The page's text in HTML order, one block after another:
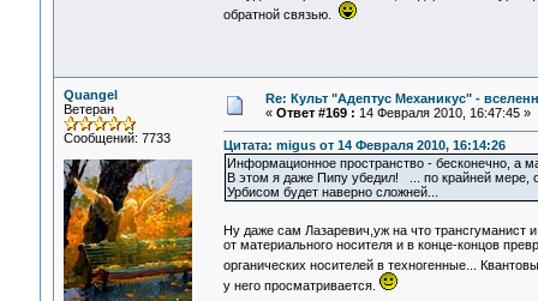
обратной связью.
Quangel
Ветеран
Сообщений: 7733
Re: Культ "Адептус Механикус" -
« Ответ #169 : 14 Февраля 2010, 16:47:45 »
Цитата: migus от 14 Февраля 2010, 16:14:26
Информационное пространство - бесконечно, а
В этом я даже Пипу убедил! ... по крайней мере,
Урбисом будет наверно сложней...
Ну даже сам Лазаревич,уж на что трансгуманист
от материального носителя и в конце-концов
органических носителей в техногенные...
у него просматривается.